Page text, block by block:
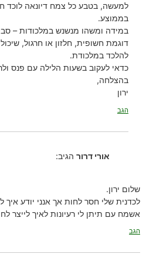
למעשה, בטבע כל צמח דיונאה לוכד
בממוצע.
במידה ומשהו מנשנש במלכודות –
דוגמת חשופית, חלזון או חרגול,
להלכד במלכודת.
כדאי לעקוב בשעות הלילה עם פנס
בהצלחה,
ירון
הגב
אורי דרור הגיב:
שלום ירון.
לכדנית שלי חסר לחות אך אנני יודע איך
אשמח עם תיתן לי רעיונות לאיך לייצר
הגב